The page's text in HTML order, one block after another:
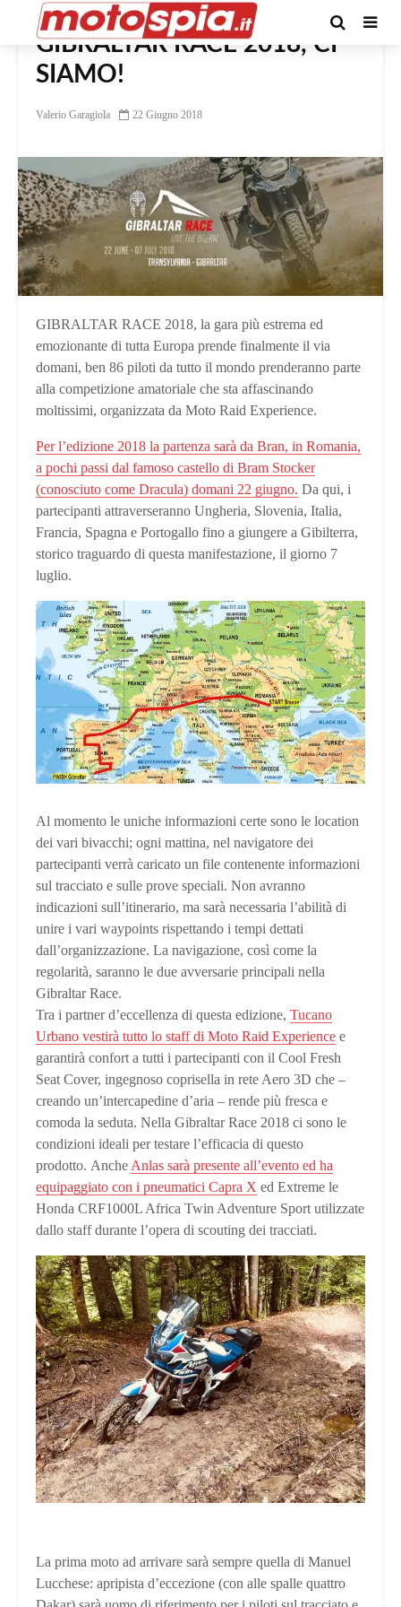
GIBRALTAR RACE 2018, CI
SIAMO!
Valerio Garagiola 22 Giugno 2018
GIBRALTAR RACE 2018, la gara più estrema ed
emozionante di tutta Europa prende finalmente il via
domani, ben 86 piloti da tutto il mondo prenderanno parte
alla competizione amatoriale che sta affascinando
moltissimi, organizzata da Moto Raid Experience.
Per l’edizione 2018 la partenza sarà da Bran, in Romania,
a pochi passi dal famoso castello di Bram Stocker
(conosciuto come Dracula) domani 22 giugno. Da qui, i
partecipanti attraverseranno Ungheria, Slovenia, Italia,
Francia, Spagna e Portogallo fino a giungere a Gibilterra,
storico traguardo di questa manifestazione, il giorno 7
luglio.
Al momento le uniche informazioni certe sono le location
dei vari bivacchi; ogni mattina, nel navigatore dei
partecipanti verrà caricato un file contenente informazioni
sul tracciato e sulle prove speciali. Non avranno
indicazioni sull’itinerario, ma sarà necessaria l’abilità di
unire i vari waypoints rispettando i tempi dettati
dall’organizzazione. La navigazione, così come la
regolarità, saranno le due avversarie principali nella
Gibraltar Race.
Tra i partner d’eccellenza di questa edizione, Tucano
Urbano vestirà tutto lo staff di Moto Raid Experience e
garantirà confort a tutti i partecipanti con il Cool Fresh
Seat Cover, ingegnoso coprisella in rete Aero 3D che –
creando un’intercapedine d’aria – rende più fresca e
comoda la seduta. Nella Gibraltar Race 2018 ci sono le
condizioni ideali per testare l’efficacia di questo
prodotto. Anche Anlas sarà presente all’evento ed ha
equipaggiato con i pneumatici Capra X ed Extreme le
Honda CRF1000L Africa Twin Adventure Sport utilizzate
dallo staff durante l’opera di scouting dei tracciati.
La prima moto ad arrivare sarà sempre quella di Manuel
Lucchese: apripista d’eccezione (con alle spalle quattro